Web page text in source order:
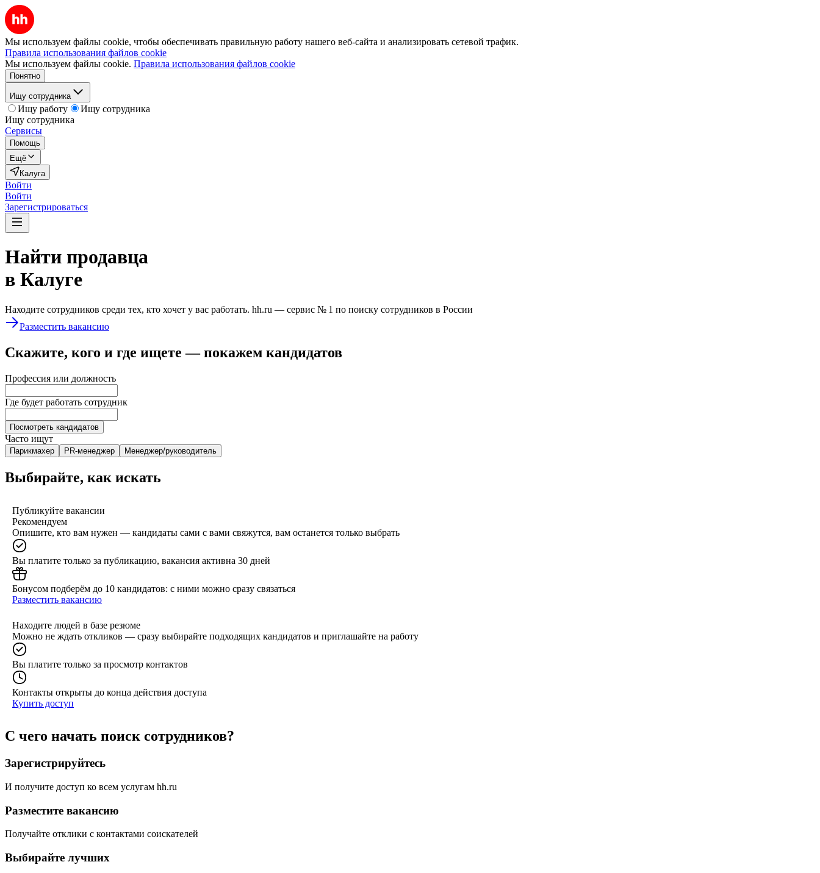
Мы используем файлы cookie, чтобы обеспечивать правильную работу нашего веб-сайта и анализировать сетевой трафик.
Правила использования файлов cookie
Мы используем файлы cookie. Правила использования файлов cookie
Понятно
Ищу сотрудника
Ищу работу
Ищу сотрудника
Ищу сотрудника
Сервисы
Помощь
Ещё
Калуга
Войти
Войти
Зарегистрироваться
Найти продавца
в Калуге
Находите сотрудников среди тех, кто хочет у вас работать. hh.ru — сервис № 1 по поиску сотрудников в России
Разместить вакансию
Скажите, кого и где ищете — покажем кандидатов
Профессия или должность
Где будет работать сотрудник
Посмотреть кандидатов
Часто ищут
Парикмахер PR-менеджер Менеджер/руководитель
Выбирайте, как искать
Публикуйте вакансии
Рекомендуем
Опишите, кто вам нужен — кандидаты сами с вами свяжутся, вам останется только выбрать
Вы платите только за публикацию, вакансия активна 30 дней
Бонусом подберём до 10 кандидатов: с ними можно сразу связаться
Разместить вакансию
Находите людей в базе резюме
Можно не ждать откликов — сразу выбирайте подходящих кандидатов и приглашайте на работу
Вы платите только за просмотр контактов
Контакты открыты до конца действия доступа
Купить доступ
С чего начать поиск сотрудников?
Зарегистрируйтесь
И получите доступ ко всем услугам hh.ru
Разместите вакансию
Получайте отклики с контактами соискателей
Выбирайте лучших